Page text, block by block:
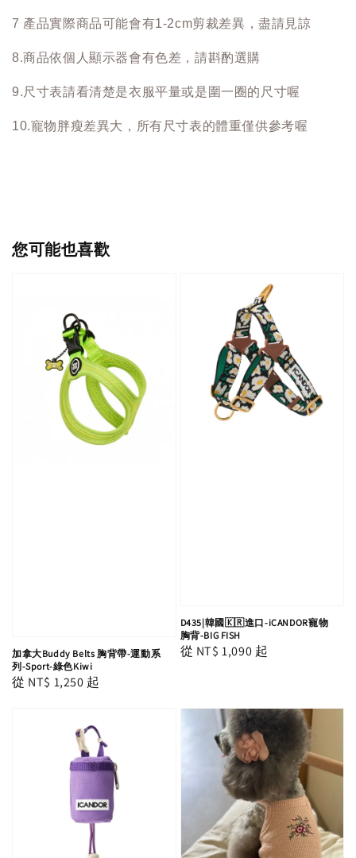
7 產品實際商品可能會有1-2cm剪裁差異，盡請見諒
8.商品依個人顯示器會有色差，請斟酌選購
9.尺寸表請看清楚是衣服平量或是圍一圈的尺寸喔
10.寵物胖瘦差異大，所有尺寸表的體重僅供參考喔
您可能也喜歡
加拿大Buddy Belts 胸背帶-運動系
列-Sport-綠色Kiwi
Regular
從 NT$ 1,250 起
D435|韓國🇰🇷進口-iCANDOR寵物
胸背-BIG FISH
Regular
從 NT$ 1,090 起